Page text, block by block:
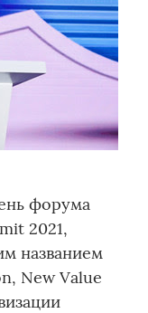
форума
2021,
названием
New Value